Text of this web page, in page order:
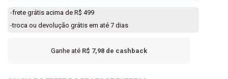
-frete grátis acima de R$ 499
-troca ou devolução grátis em até 7 dias
Ganhe até R$ 7,98 de cashback